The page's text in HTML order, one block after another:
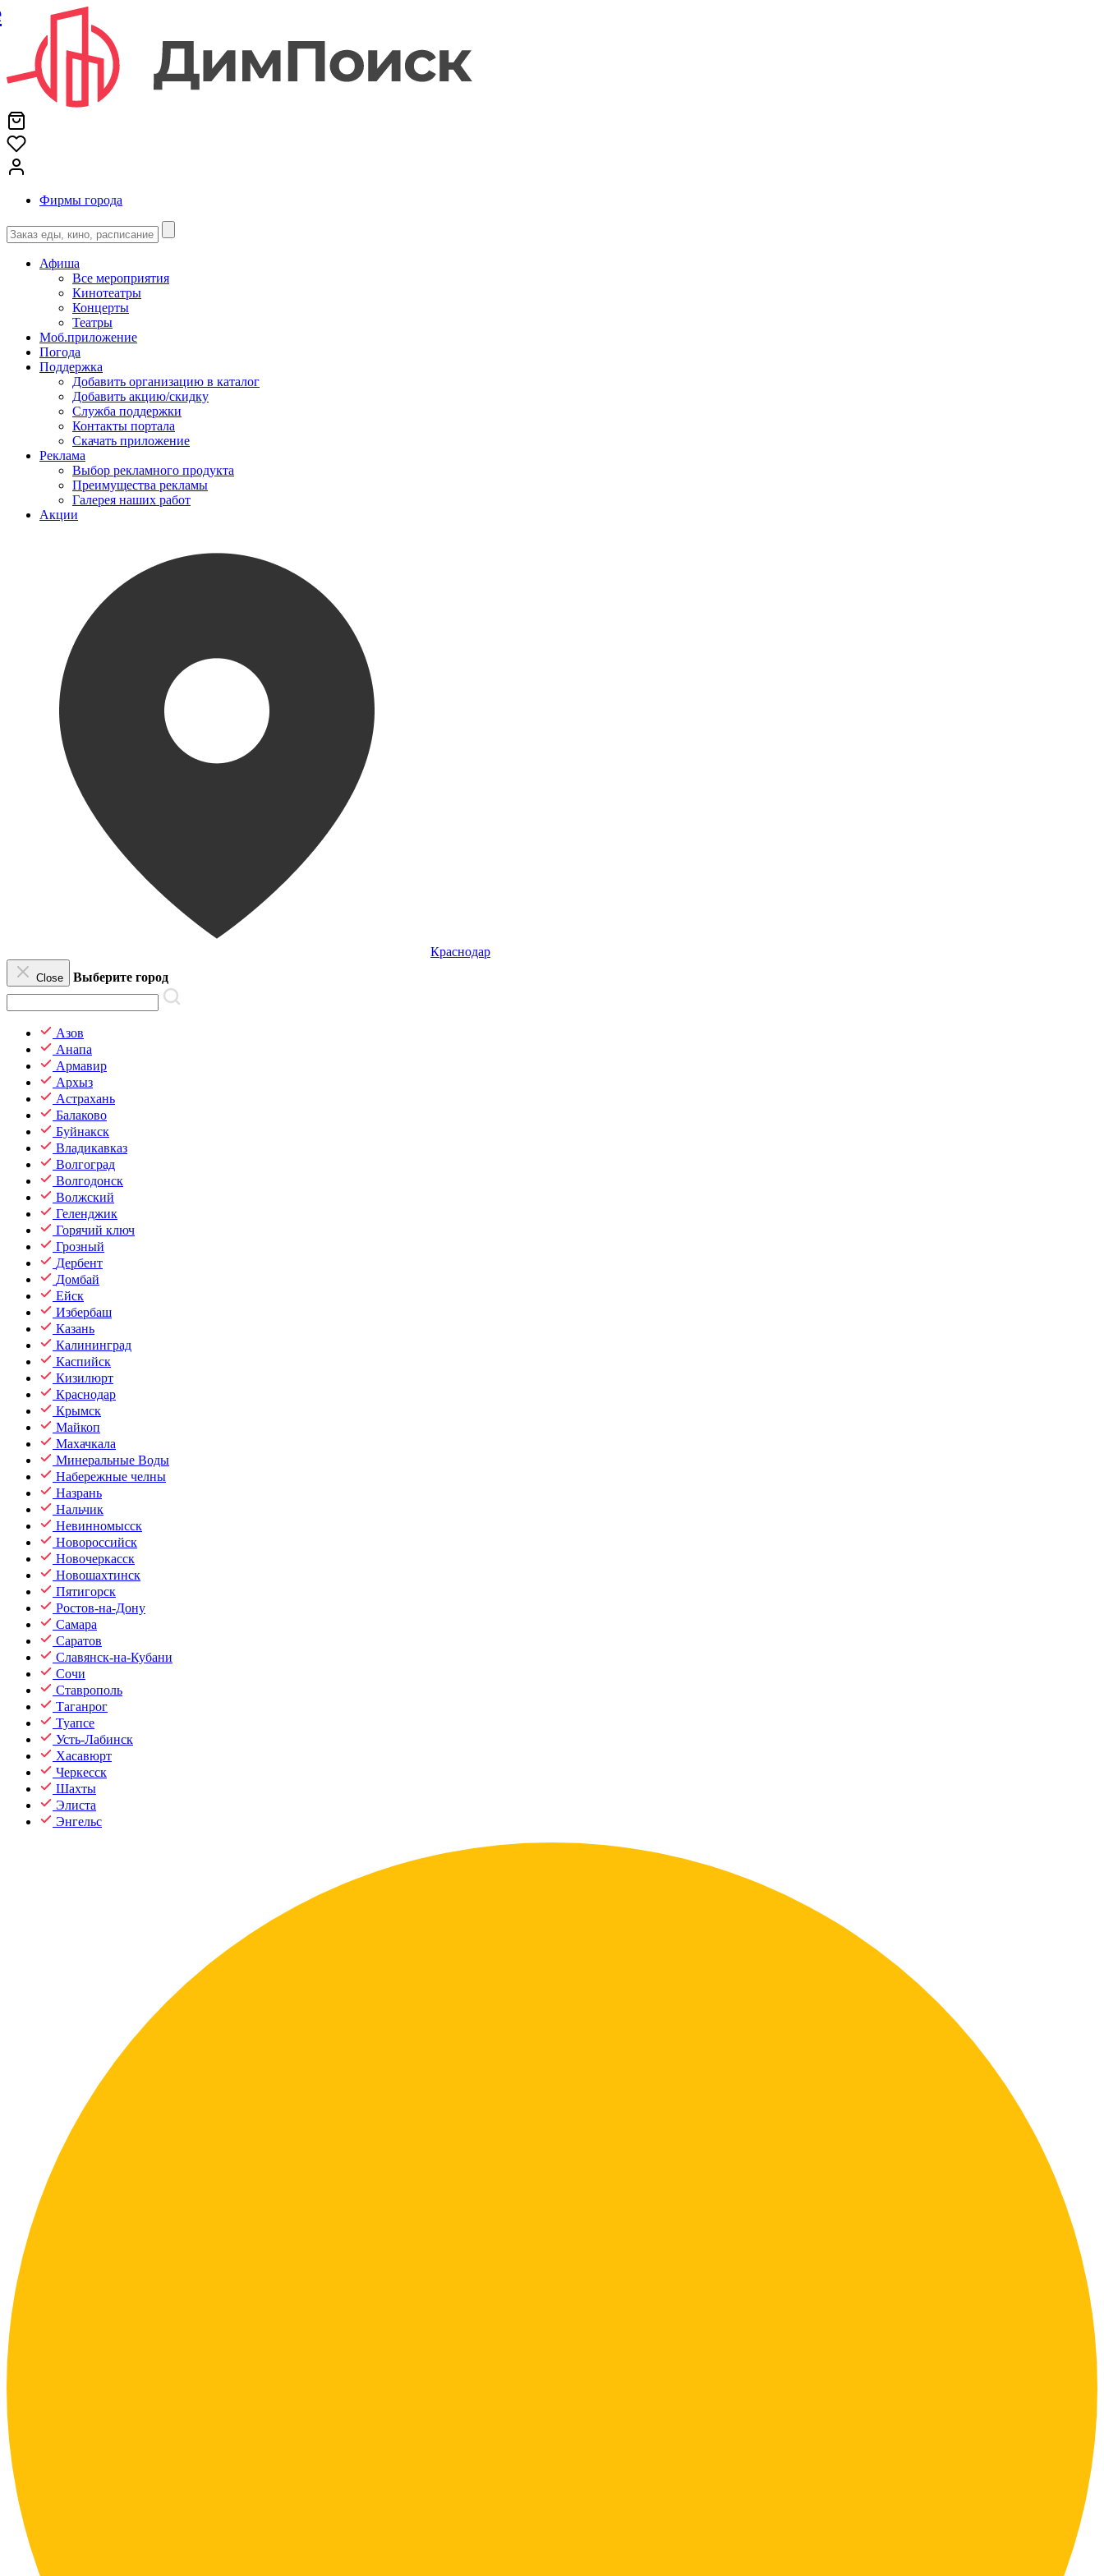
Фирмы города
Афиша
Все мероприятия
Кинотеатры
Концерты
Театры
Моб.приложение
Погода
Поддержка
Добавить организацию в каталог
Добавить акцию/скидку
Служба поддержки
Контакты портала
Скачать приложение
Реклама
Выбор рекламного продукта
Преимущества рекламы
Галерея наших работ
Акции
Краснодар
Close Выберите город
Азов
Анапа
Армавир
Архыз
Астрахань
Балаково
Буйнакск
Владикавказ
Волгоград
Волгодонск
Волжский
Геленджик
Горячий ключ
Грозный
Дербент
Домбай
Ейск
Избербаш
Казань
Калининград
Каспийск
Кизилюрт
Краснодар
Крымск
Майкоп
Махачкала
Минеральные Воды
Набережные челны
Назрань
Нальчик
Невинномысск
Новороссийск
Новочеркасск
Новошахтинск
Пятигорск
Ростов-на-Дону
Самара
Саратов
Славянск-на-Кубани
Сочи
Ставрополь
Таганрог
Туапсе
Усть-Лабинск
Хасавюрт
Черкесск
Шахты
Элиста
Энгельс